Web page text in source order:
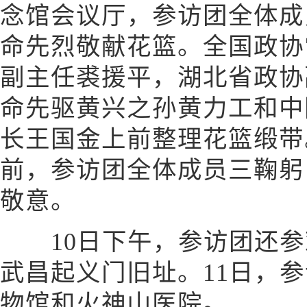
念馆会议厅，参访团全体
命先烈敬献花篮。全国政
副主任裘援平，湖北省政
命先驱黄兴之孙黄力工和
长王国金上前整理花篮缎
前，参访团全体成员三鞠
敬意。
10日下午，参访团还参
武昌起义门旧址。11日，